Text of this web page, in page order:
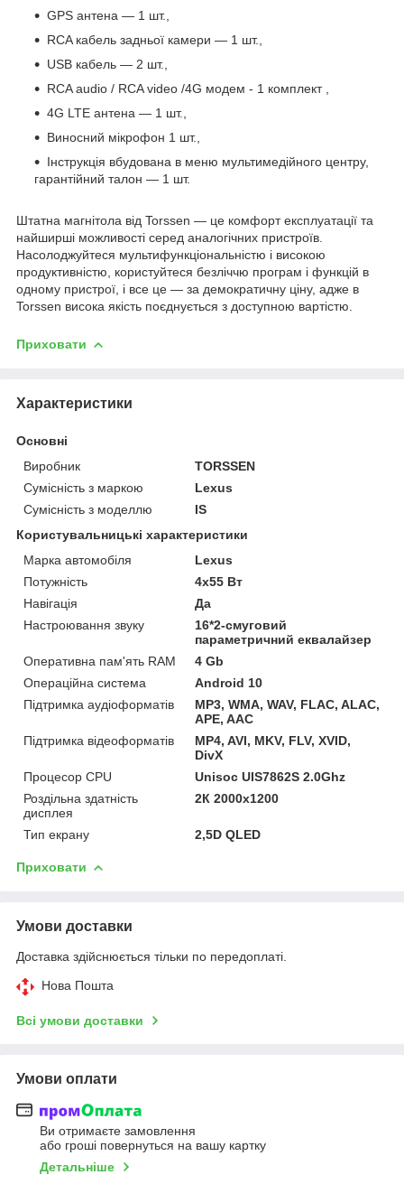
GPS антена — 1 шт.,
RCA кабель задньої камери — 1 шт.,
USB кабель — 2 шт.,
RCA audio / RCA video /4G модем - 1 комплект
4G LTE антена — 1 шт.,
Виносний мікрофон 1 шт.,
Інструкція вбудована в меню мультимедійного центру,
гарантійний талон — 1 шт.
Штатна магнітола від Torssen — це комфорт експлуатації та
найширші можливості серед аналогічних пристроїв.
Насолоджуйтеся мультифункціональністю і високою
продуктивністю, користуйтеся безліччю програм і функцій в
одному пристрої, і все це — за демократичну ціну, адже в
Torssen висока якість поєднується з доступною вартістю.
Приховати
Характеристики
Основні
Виробник
TORSSEN
Сумісність з маркою
Lexus
Сумісність з моделлю
IS
Користувальницькі характеристики
Марка автомобіля
Lexus
Потужність
4х55 Вт
Навігація
Да
Настроювання звуку
16*2-смуговий
параметричний еквалайзер
Оперативна пам'ять RAM
4 Gb
Операційна система
Android 10
Підтримка аудіоформатів
MP3, WMA, WAV, FLAC, ALAC,
APE, AAC
Підтримка відеоформатів
MP4, AVI, MKV, FLV, XVID,
DivX
Процесор CPU
Unisoc UIS7862S 2.0Ghz
Роздільна здатність
дисплея
2К 2000x1200
Тип екрану 2,5D QLED
Приховати
Умови доставки
Доставка здійснюється тільки по передоплаті.
Нова Пошта
Всі умови доставки
Умови оплати
Ви отримаєте замовлення
або гроші повернуться на вашу картку
Детальніше